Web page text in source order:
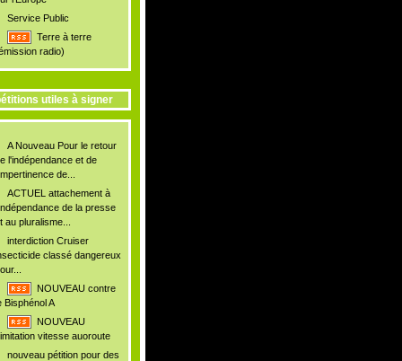
Service Public
Terre à terre
radio)
utiles à signer
A Nouveau Pour le retour
l'indépendance et de
de...
ACTUEL attachement à
de la presse
au pluralisme...
interdiction Cruiser
classé dangereux
NOUVEAU contre
Bisphénol A
NOUVEAU
vitesse auoroute
nouveau pétition pour des